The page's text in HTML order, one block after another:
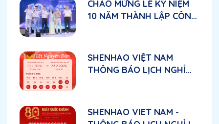
CHÀO MỪNG LỄ KỶ NIỆM
10 NĂM THÀNH LẬP CÔNG
VIỆT NAM
SHENHAO VIỆT NAM
THÔNG BÁO LỊCH NGHỈ
SHENHAO VIET NAM -